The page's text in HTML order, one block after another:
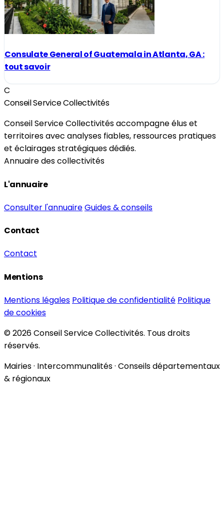
Consulate General of Guatemala in Atlanta, GA :
tout savoir
C
Conseil Service Collectivités
Conseil Service Collectivités accompagne élus et
territoires avec analyses fiables, ressources pratiques
et éclairages stratégiques dédiés.
Annuaire des collectivités
L'annuaire
Consulter l'annuaireGuides & conseils
Contact
Contact
Mentions
Mentions légales Politique de confidentialité Politique
de cookies
© 2026 Conseil Service Collectivités. Tous droits
réservés.
Mairies · Intercommunalités · Conseils départementaux
& régionaux